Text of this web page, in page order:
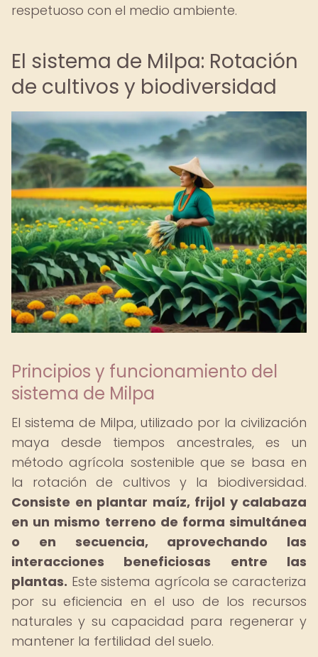
respetuoso con el medio ambiente.
El sistema de Milpa: Rotación
de cultivos y biodiversidad
Principios y funcionamiento del
sistema de Milpa
El sistema de Milpa, utilizado por la civilización
maya desde tiempos ancestrales, es un
método agrícola sostenible que se basa en
la rotación de cultivos y la biodiversidad.
Consiste en plantar maíz, frijol y calabaza
en un mismo terreno de forma simultánea
o en secuencia, aprovechando las
interacciones beneficiosas entre las
plantas. Este sistema agrícola se caracteriza
por su eficiencia en el uso de los recursos
naturales y su capacidad para regenerar y
mantener la fertilidad del suelo.